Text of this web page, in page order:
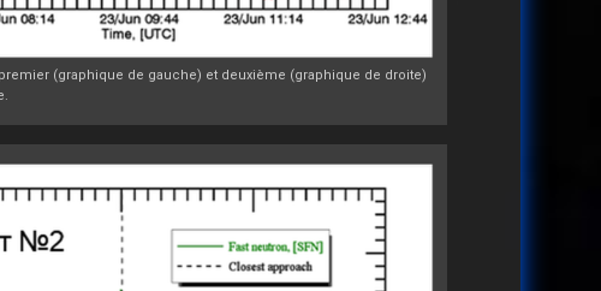
(graphique de gauche) et deuxième (graphique de droite)